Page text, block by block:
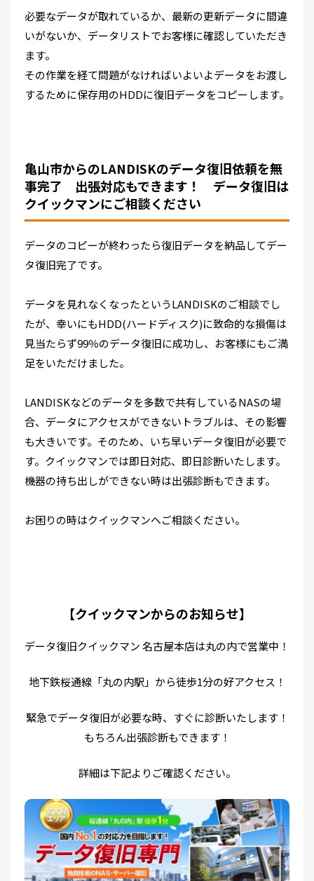
必要なデータが取れているか、最新の更新データに間違
いがないか、データリストでお客様に確認していただき
ます。
その作業を経て問題がなければいよいよデータをお渡し
するために保存用のHDDに復旧データをコピーします。
亀山市からのLANDISKのデータ復旧依頼を無
事完了 出張対応もできます！ データ復旧は
クイックマンにご相談ください
データのコピーが終わったら復旧データを納品してデー
タ復旧完了です。
データを見れなくなったというLANDISKのご相談でし
たが、幸いにもHDD(ハードディスク)に致命的な損傷は
見当たらず99％のデータ復旧に成功し、お客様にもご満
足をいただけました。
LANDISKなどのデータを多数で共有しているNASの場
合、データにアクセスができないトラブルは、その影響
も大きいです。そのため、いち早いデータ復旧が必要で
す。クイックマンでは即日対応、即日診断いたします。
機器の持ち出しができない時は出張診断もできます。
お困りの時はクイックマンへご相談ください。
【クイックマンからのお知らせ】
データ復旧クイックマン 名古屋本店は丸の内で営業中！
地下鉄桜通線「丸の内駅」から徒歩1分の好アクセス！
緊急でデータ復旧が必要な時、すぐに診断いたします！
もちろん出張診断もできます！
詳細は下記よりご確認ください。